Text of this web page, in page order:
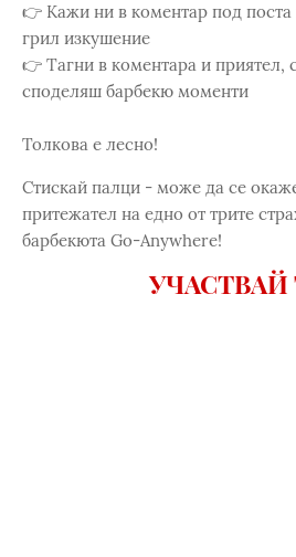
👉 Кажи ни в коментар под
грил изкушение
👉 Тагни в коментара и приятел,
споделяш барбекю моменти
Толкова е лесно!
Стискай палци - може да се
притежател на едно от трите
барбекюта Go-Anywhere!
УЧАСТВАЙ